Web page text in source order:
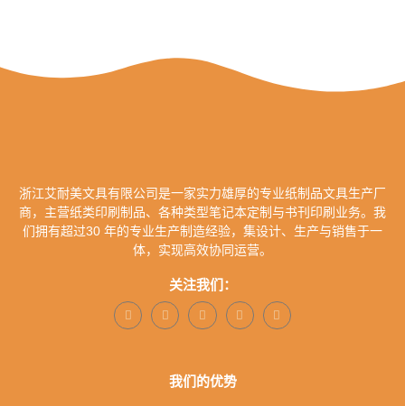
浙江艾耐美文具有限公司是一家实力雄厚的专业纸制品文具生产厂
商，主营纸类印刷制品、各种类型笔记本定制与书刊印刷业务。我
们拥有超过30 年的专业生产制造经验，集设计、生产与销售于一
体，实现高效协同运营。
关注我们：
我们的优势